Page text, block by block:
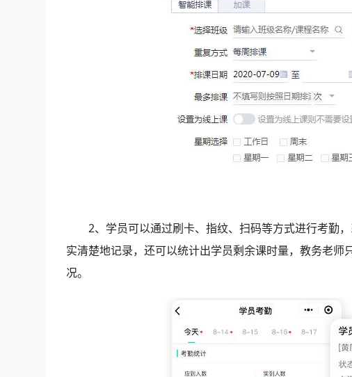
2、学员可以通过刷卡、指纹、扫码等方式进行考勤
实清楚地记录，还可以统计出学员剩余课时量，教务老
况。